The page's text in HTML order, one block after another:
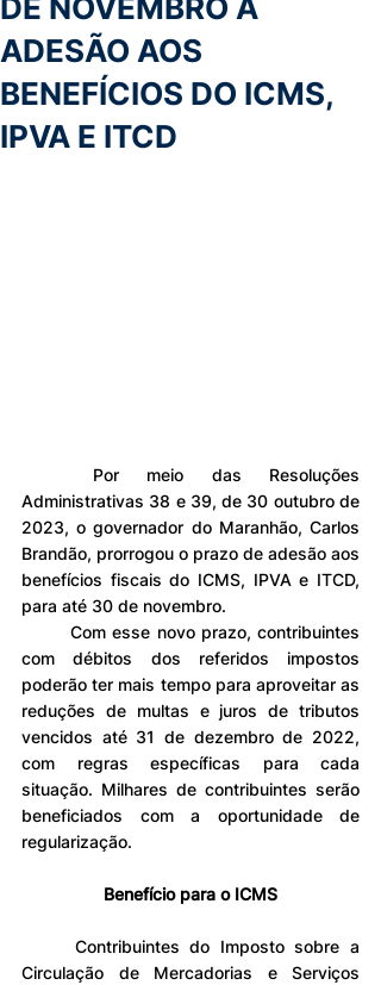
DE NOVEMBRO A
ADESÃO AOS
BENEFÍCIOS DO ICMS,
IPVA E ITCD
Administrativas 38 e 39, de 30 outubro de
2023, o governador do Maranhão, Carlos
Brandão, prorrogou o prazo de adesão aos
benefícios fiscais do ICMS, IPVA e ITCD,
para até 30 de novembro.
	Com esse novo prazo, contribuintes
com débitos dos referidos impostos
poderão ter mais tempo para aproveitar as
reduções de multas e juros de tributos
vencidos até 31 de dezembro de 2022,
com regras específicas para cada
situação. Milhares de contribuintes serão
beneficiados com a oportunidade de
regularização.
Benefício para o ICMS
Circulação de Mercadorias e Serviços